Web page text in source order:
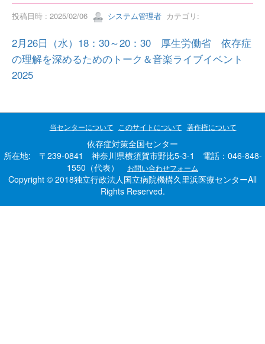
投稿日時 : 2025/02/06 システム管理者 カテゴリ:
2月26日（水）18：30～20：30 厚生労働省 依存症
の理解を深めるためのトーク＆音楽ライブイベント
2025
当センターについて このサイトについて 著作権について
依存症対策全国センター
所在地: 〒239-0841 神奈川県横須賀市野比5-3-1 電話：046-848-
1550（代表）
お問い合わせフォーム
Copyright © 2018独立行政法人国立病院機構久里浜医療センターAll
Rights Reserved.